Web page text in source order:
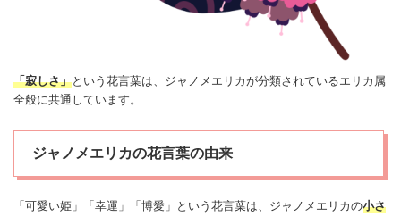
「寂しさ」という花言葉は、ジャノメ エリカが分類されているエリカ 属
全般に共通しています。
ジャノメエリカの花言葉の由来
「可愛い姫」「幸運」「博愛 」という花言葉は、ジャノメ エリカの小さ